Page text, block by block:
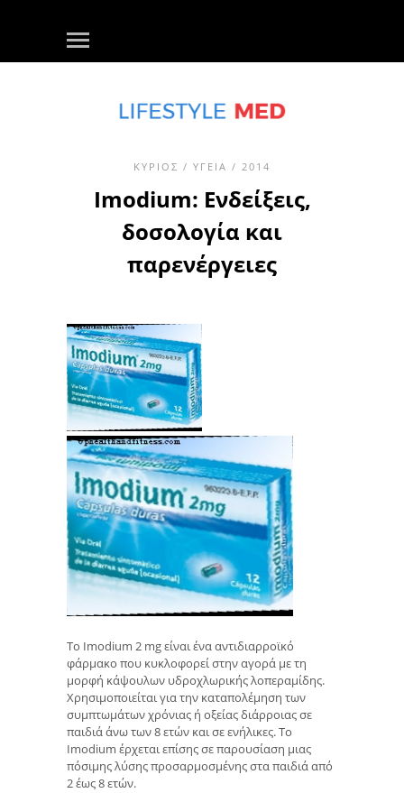
ΚΎΡΙΟΣ / ΥΓΕΊΑ / 2014
Imodium: Ενδείξεις,
δοσολογία και
παρενέργειες
Το Imodium 2 mg είναι ένα αντιδιαρροϊκό
φάρμακο που κυκλοφορεί στην αγορά με τη
μορφή κάψουλων υδροχλωρικής λοπεραμίδης.
Χρησιμοποιείται για την καταπολέμηση των
συμπτωμάτων χρόνιας ή οξείας διάρροιας σε
παιδιά άνω των 8 ετών και σε ενήλικες. Το
Imodium έρχεται επίσης σε παρουσίαση μιας
πόσιμης λύσης προσαρμοσμένης στα παιδιά από
2 έως 8 ετών.